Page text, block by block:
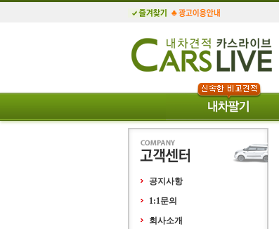
공지사항
1:1문의
회사소개